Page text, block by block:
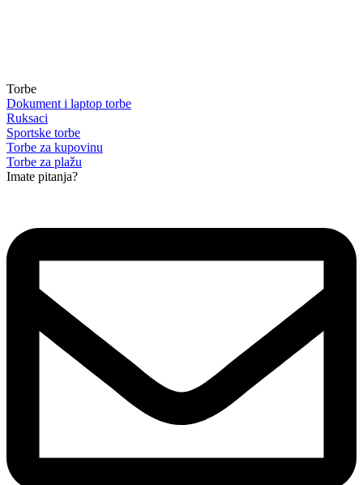
Torbe
Dokument i laptop torbe
Ruksaci
Sportske torbe
Torbe za kupovinu
Torbe za plažu
Imate pitanja?